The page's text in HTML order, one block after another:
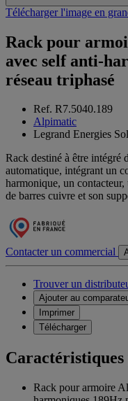
Télécharger l'image en
Rack pour
avec self anti-
réseau triphasé
Ref. R7.5040.189
Alpimatic
Legrand Energies
Rack destiné à être intégré
automatique, intégrant un
harmonique, un
de barres cuivre et son
Contacter un commercial
Trouver un
Ajouter au
Imprimer
Télécharger
Rack pour armoire